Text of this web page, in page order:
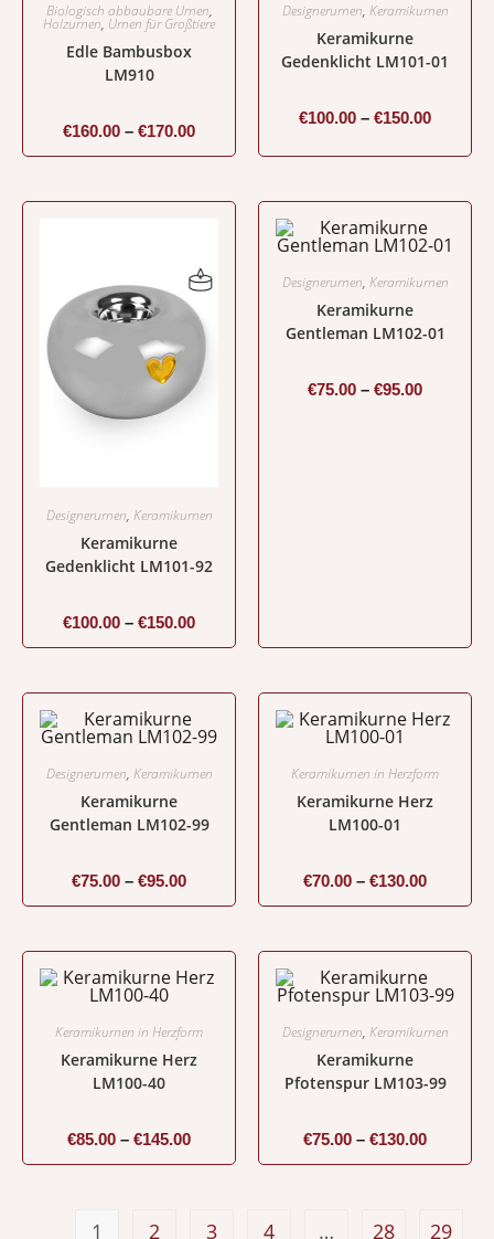
Biologisch abbaubare Urnen,
Holzurnen, Urnen für Großtiere
Edle Bambusbox
LM910
€160.00 – €170.00
Designerurnen, Keramikurnen
Keramikurne
Gedenklicht LM101-01
€100.00 – €150.00
Designerurnen, Keramikurnen
Keramikurne
Gedenklicht LM101-92
€100.00 – €150.00
Designerurnen, Keramikurnen
Keramikurne
Gentleman LM102-01
€75.00 – €95.00
Designerurnen, Keramikurnen
Keramikurne
Gentleman LM102-99
€75.00 – €95.00
Keramikurnen in Herzform
Keramikurne Herz
LM100-01
€70.00 – €130.00
Keramikurnen in Herzform
Keramikurne Herz
LM100-40
€85.00 – €145.00
Designerurnen, Keramikurnen
Keramikurne
Pfotenspur LM103-99
€75.00 – €130.00
1 2 3 4 … 28 29